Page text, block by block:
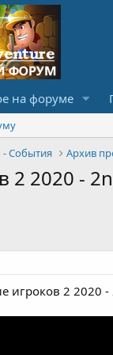
на форуме
- События Архив
2 2020 -
игроков 2 2020